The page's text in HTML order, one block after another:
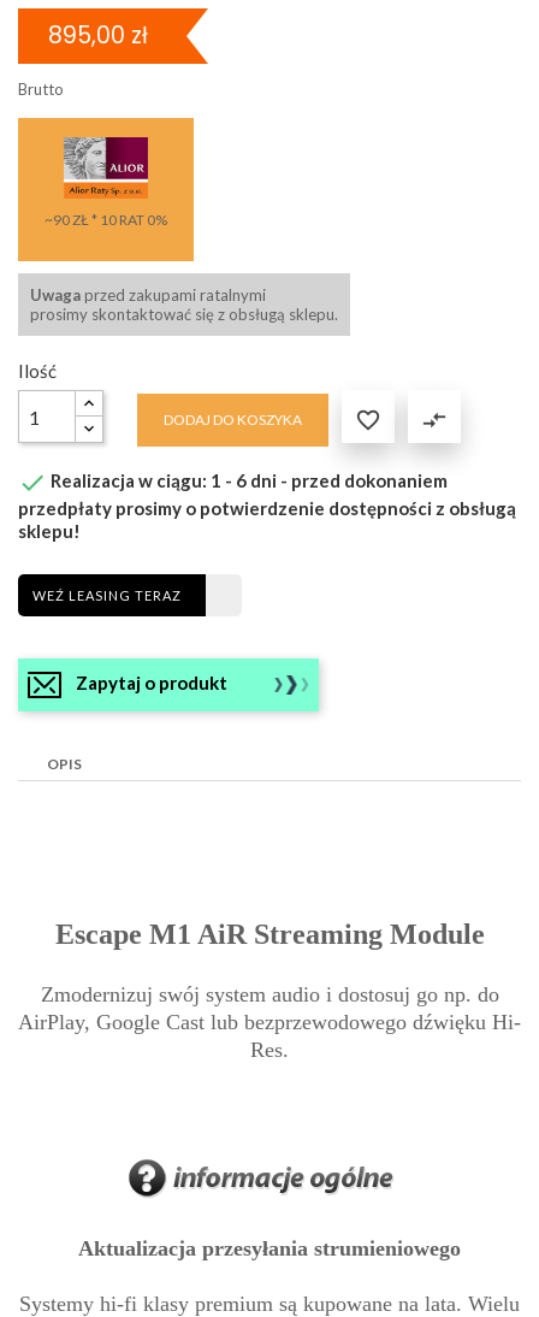
895,00 zł
Brutto
~90 ZŁ * 10 RAT 0%
Uwaga przed zakupami ratalnymi
prosimy skontaktować się z obsługą sklepu.
Ilość
DODAJ DO KOSZYKA  compare_arrows
 Realizacja w ciągu: 1 - 6 dni - przed dokonaniem
przedpłaty prosimy o potwierdzenie dostępności z obsługą
sklepu!
WEŹ LEASING TERAZ
Zapytaj o produkt
OPIS
Escape M1 AiR Streaming Module
Zmodernizuj swój system audio i dostosuj go np. do
AirPlay, Google Cast lub bezprzewodowego dźwięku Hi-
Res.
Aktualizacja przesyłania strumieniowego
Systemy hi-fi klasy premium są kupowane na lata. Wielu